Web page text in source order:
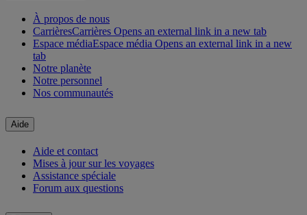
À propos de nous
CarrièresCarrières Opens an external link in a new tab
Espace médiaEspace média Opens an external link in a new
tab
Notre planète
Notre personnel
Nos communautés
Aide
Aide et contact
Mises à jour sur les voyages
Assistance spéciale
Forum aux questions